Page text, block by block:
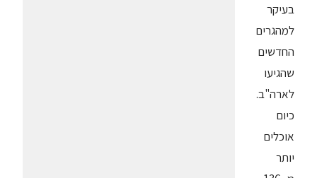
בעיקר
למהגרים
החדשים
שהגיעו
לארה"ב.
כיום
אוכלים
יותר